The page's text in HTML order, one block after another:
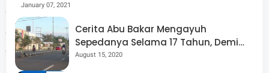
”Sosialisasikan bersama UPZ dan lakukan kerja sama
dengan pengurus masjid, kepala desa, camat, atau
dewan masjid supaya potensi zakat dari para Aghniya
(orang kaya) agar menjadi berkembang,” ujarnya.(dune)
January 07, 2021
Cerita Abu Bakar Mengayuh
Sepedanya Selama 17 Tahun, Demi
Menggelorakan Kemerdekaan
August 15, 2020